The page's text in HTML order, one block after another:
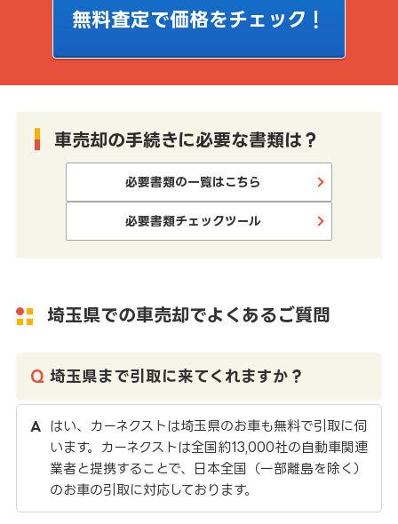
無料査定で価格をチェック！
車売却の手続きに必要な書類は？
必要書類の一覧はこちら
必要書類チェックツール
埼玉県での車売却でよくあるご質問
埼玉県まで引取に来てくれますか？
はい、カーネクストは埼玉県のお車も無料で引取に伺
います。カーネクストは全国約13,000社の自動車関連
業者と提携することで、日本全国（一部離島を除く）
のお車の引取に対応しております。